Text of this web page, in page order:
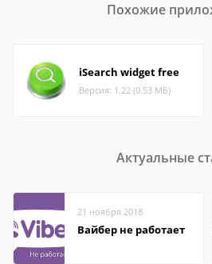
Похожие
iSearch widget free
Версия: 1.22 (0.53 МБ)
Актуальные
21 ноября 2018
Вайбер не работает